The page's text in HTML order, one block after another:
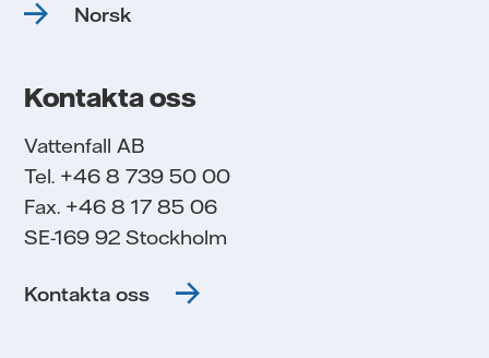
Norsk
Kontakta oss
Vattenfall AB
Tel. +46 8 739 50 00
Fax. +46 8 17 85 06
SE-169 92 Stockholm
Kontakta oss